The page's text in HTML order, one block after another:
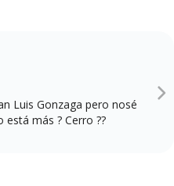
Luis Gonzaga pero nosé
más ? Cerro ??